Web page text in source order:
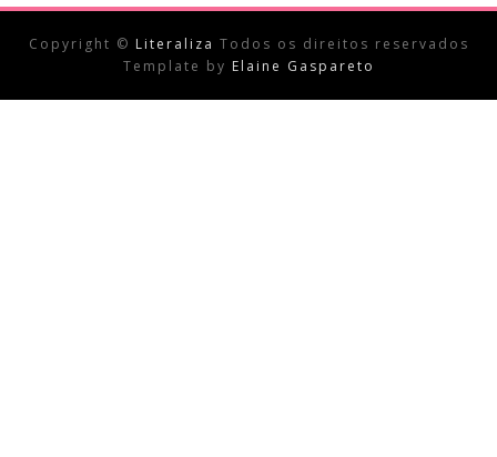
Copyright © Literaliza Todos os direitos reservados
Template by Elaine Gaspareto